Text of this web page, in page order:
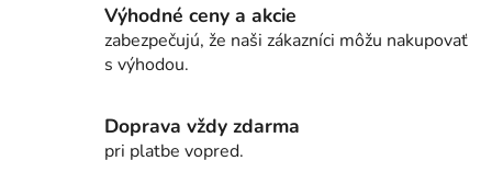
a
c
p
r
n
i
e
Výhodné ceny a akcie
zabezpečujú, že naši zákazníci môžu nakupovať
s výhodou.
Doprava vždy zdarma
pri platbe vopred.